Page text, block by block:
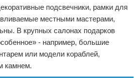
подсвечники, рамки для
местными мастерами,
В крупных салонах подарков
- например, большие
или модели кораблей,
камнем.